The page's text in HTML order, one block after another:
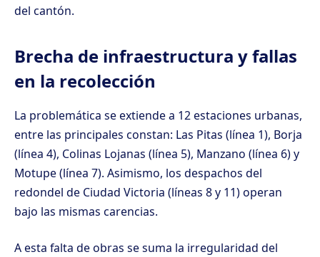
del cantón.
Brecha de infraestructura y fallas
en la recolección
La problemática se extiende a 12 estaciones urbanas,
entre las principales constan: Las Pitas (línea 1), Borja
(línea 4), Colinas Lojanas (línea 5), Manzano (línea 6) y
Motupe (línea 7). Asimismo, los despachos del
redondel de Ciudad Victoria (líneas 8 y 11) operan
bajo las mismas carencias.
A esta falta de obras se suma la irregularidad del